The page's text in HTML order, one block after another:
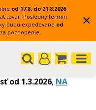
od 17.8. do 21.8.2026
tovar. Posledný termín
budú expedované od
pochopenie
×
od 1.3.2026, NA